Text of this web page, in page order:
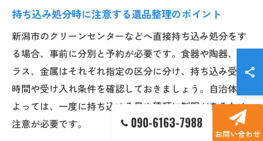
持ち込み処分時に注意する遺品整理のポイント
新潟市のクリーンセンターなどへ直接持ち込み処分をす
る場合、事前に分別と予約が必要です。食器や陶器、ガ
ラス、金属はそれぞれ指定の区分に分け、持ち込み受付
時間や受け入れ条件を確認しておきましょう。自治体に
よっては、一度に持ち込める量や種類に制限があるため
注意が必要です。
090-6163-7988
お問い合わせ